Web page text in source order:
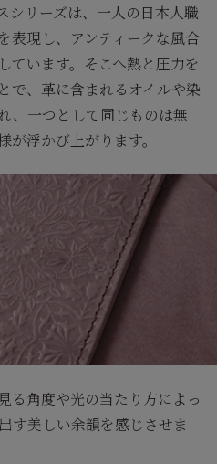
リーズは、一人の日本人職
表現し、アンティークな風合
ています。そこへ熱と圧力を
で、革に含まれるオイルや染
、一つとして同じものは無
浮かび上がります。
る角度や光の当たり方によっ
す美しい余韻を感じさせま